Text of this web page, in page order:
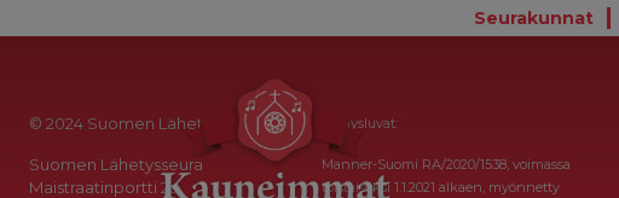
Seurakunnat
© 2024 Suomen Lähetysseura
Suomen Lähetysseura
Maistraatinportti 2a
Keräysluvat:
Manner-Suomi RA/2020/1538, voimassa
toistaiseksi 1.1.2021 alkaen, myönnetty